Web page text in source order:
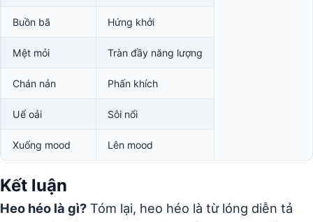
Buồn bã Hứng khởi
Mệt mỏi Tràn đầy năng lượng
Chán nản Phấn khích
Uể oải Sôi nổi
Xuống mood Lên mood
Kết luận
Heo héo là gì? Tóm lại, heo héo là từ lóng diễn tả